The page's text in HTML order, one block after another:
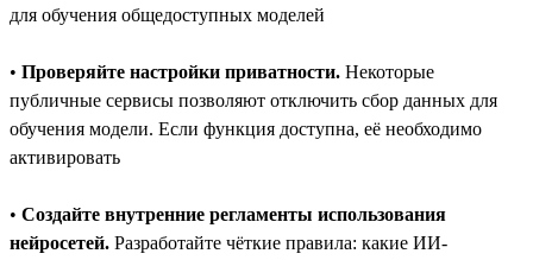
для обучения общедоступных моделей
• Проверяйте настройки приватности. Некоторые
публичные сервисы позволяют отключить сбор данных для
обучения модели. Если функция доступна, её необходимо
активировать
• Создайте внутренние регламенты использования
нейросетей. Разработайте чёткие правила: какие ИИ-